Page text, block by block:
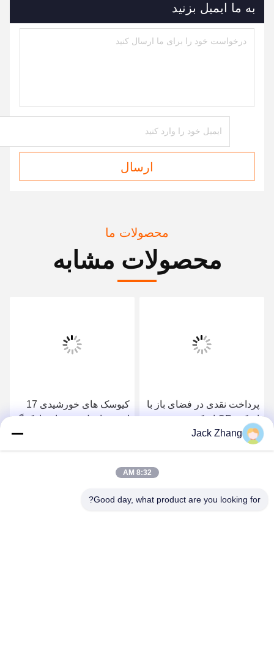
به ما ایمیل بزنید
ارسال
محصولات ما
محصولات مشابه
پرداخت نقدی در فضای باز با
اسکنر QR اسکنر رسید
چاپگر صفحه لمسی
بهترین قیمت را دریافت کنید
کیوسک های خورشیدی 17
اینچی با پول نقد برای پارکینگ
بهترین قیمت را دریافت کنید
Jack Zhang
8:32 AM
Good day, what product are you looking for?